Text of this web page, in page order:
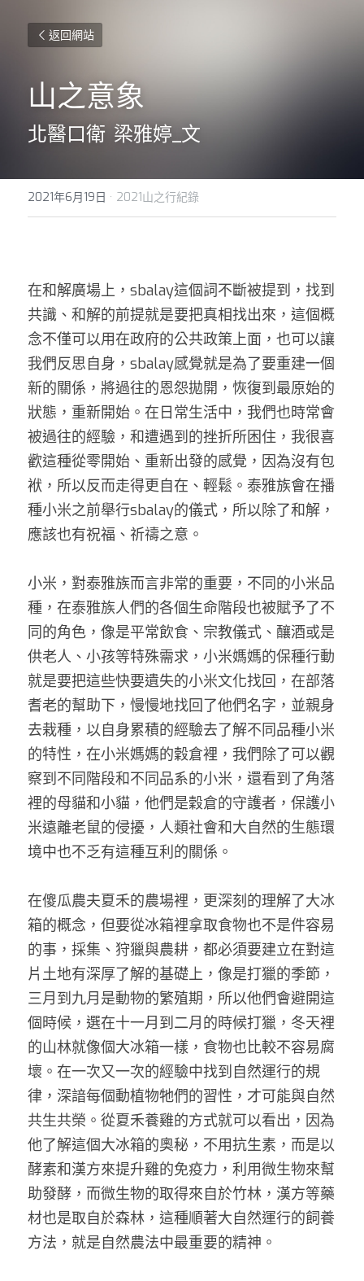
返回網站
山之意象
北醫口衛  梁雅婷_文
2021年6月19日 · 2021山之行紀錄
在和解廣場上，sbalay這個詞不斷被提到，找到
共識、和解的前提就是要把真相找出來，這個概
念不僅可以用在政府的公共政策上面，也可以讓
我們反思自身，sbalay感覺就是為了要重建一個
新的關係，將過往的恩怨拋開，恢復到最原始的
狀態，重新開始。在日常生活中，我們也時常會
被過往的經驗，和遭遇到的挫折所困住，我很喜
歡這種從零開始、重新出發的感覺，因為沒有包
袱，所以反而走得更自在、輕鬆。泰雅族會在播
種小米之前舉行sbalay的儀式，所以除了和解，
應該也有祝福、祈禱之意。
小米，對泰雅族而言非常的重要，不同的小米品
種，在泰雅族人們的各個生命階段也被賦予了不
同的角色，像是平常飲食、宗教儀式、釀酒或是
供老人、小孩等特殊需求，小米媽媽的保種行動
就是要把這些快要遺失的小米文化找回，在部落
耆老的幫助下，慢慢地找回了他們名字，並親身
去栽種，以自身累積的經驗去了解不同品種小米
的特性，在小米媽媽的穀倉裡，我們除了可以觀
察到不同階段和不同品系的小米，還看到了角落
裡的母貓和小貓，他們是穀倉的守護者，保護小
米遠離老鼠的侵擾，人類社會和大自然的生態環
境中也不乏有這種互利的關係。
在傻瓜農夫夏禾的農場裡，更深刻的理解了大冰
箱的概念，但要從冰箱裡拿取食物也不是件容易
的事，採集、狩獵與農耕，都必須要建立在對這
片土地有深厚了解的基礎上，像是打獵的季節，
三月到九月是動物的繁殖期，所以他們會避開這
個時候，選在十一月到二月的時候打獵，冬天裡
的山林就像個大冰箱一樣，食物也比較不容易腐
壞。在一次又一次的經驗中找到自然運行的規
律，深諳每個動植物牠們的習性，才可能與自然
共生共榮。從夏禾養雞的方式就可以看出，因為
他了解這個大冰箱的奧秘，不用抗生素，而是以
酵素和漢方來提升雞的免疫力，利用微生物來幫
助發酵，而微生物的取得來自於竹林，漢方等藥
材也是取自於森林，這種順著大自然運行的飼養
方法，就是自然農法中最重要的精神。